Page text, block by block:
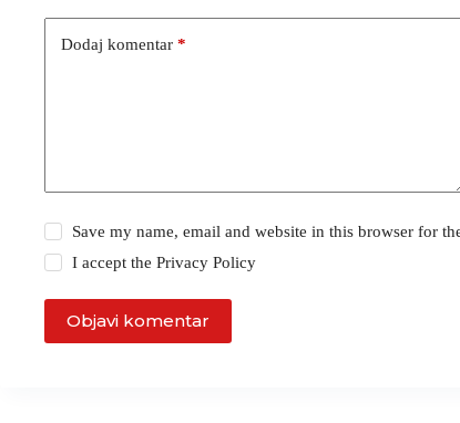
Dodaj komentar *
Save my name, email and website in this browser for
I accept thePrivacy Policy
Objavi komentar